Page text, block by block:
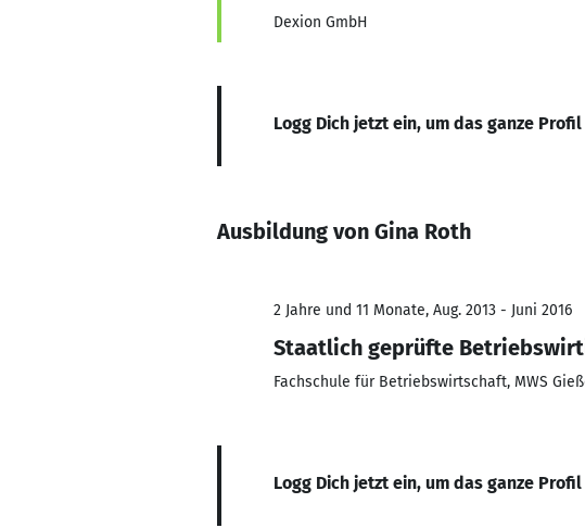
Dexion GmbH
Logg Dich jetzt ein, um das ganze Profil
Ausbildung von Gina Roth
2 Jahre und 11 Monate, Aug. 2013 - Juni 2016
Staatlich geprüfte
Fachschule für Betriebswirtschaft, MWS
Logg Dich jetzt ein, um das ganze Profil